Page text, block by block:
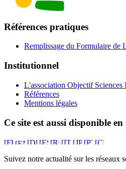
Références pratiques
Remplissage du Formulaire de
Institutionnel
L'association Objectif Sciences
Références
Mentions légales
Ce site est aussi disponible en
Suivez notre actualité sur les réseaux